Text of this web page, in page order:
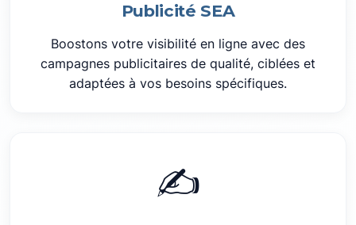
Publicité SEA
Boostons votre visibilité en ligne avec des
campagnes publicitaires de qualité, ciblées et
adaptées à vos besoins spécifiques.
✍️